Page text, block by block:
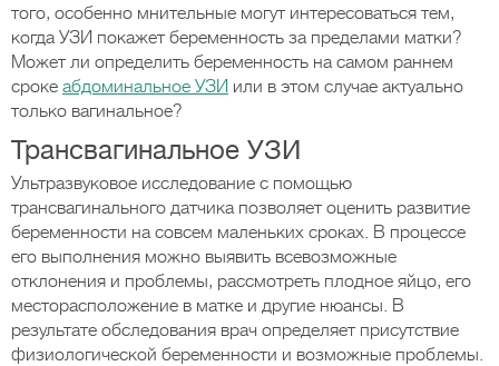
того, особенно мнительные могут интересоваться тем,
когда УЗИ покажет беременность за пределами матки?
Может ли определить беременность на самом раннем
сроке абдоминальное УЗИ или в этом случае актуально
только вагинальное?
Трансвагинальное УЗИ
Ультразвуковое исследование с помощью
трансвагинального датчика позволяет оценить развитие
беременности на совсем маленьких сроках. В процессе
его выполнения можно выявить всевозможные
отклонения и проблемы, рассмотреть плодное яйцо, его
месторасположение в матке и другие нюансы. В
результате обследования врач определяет присутствие
физиологической беременности и возможные проблемы.